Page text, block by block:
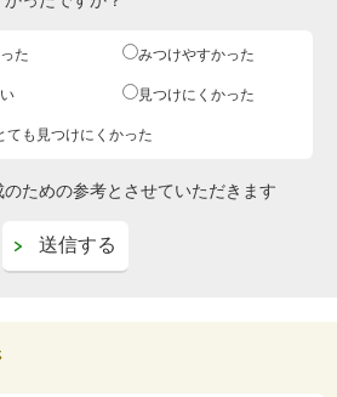
た みつけやすかった
見つけにくかった
ても見つけにくかった
ための参考とさせていただきます